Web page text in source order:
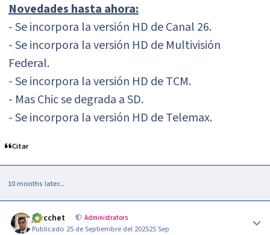
Novedades hasta ahora:
- Se incorpora la versión HD de Canal 26.
- Se incorpora la versión HD de Multivisión
Federal.
- Se incorpora la versión HD de TCM.
- Mas Chic se degrada a SD.
- Se incorpora la versión HD de Telemax.
Citar
10 months later...
jzucchet Administrators
Publicado 25 de Septiembre del 202525 Sep